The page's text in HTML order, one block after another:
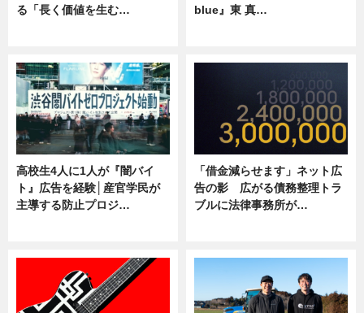
る「長く価値を生む…
blue』東 真…
高校生4人に1人が『闇バイ
ト』広告を経験│産官学民が
主導する防止プロジ…
「借金減らせます」ネット広
告の影 広がる債務整理トラ
ブルに法律事務所が…